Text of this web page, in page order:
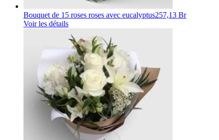
Bouquet de 15 roses roses avec eucalyptus257,13 Br
Voir les détails